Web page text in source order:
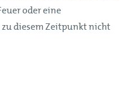
oder eine
diesem Zeitpunkt nicht